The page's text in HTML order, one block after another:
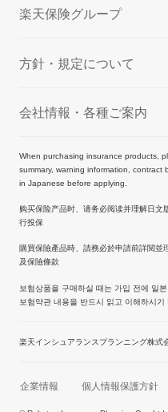
楽天保険グループ
方針・規定について
会社情報・各種ご案内
When purchasing insurance products,
summary, warning information, contract
in Japanese before applying.
购买保险产品时、请务必阅读并理解日
行投保
購買保險產品時、請務必於申請前詳閱
及保險條款
보험상품을 구매하실 때는 가입 전에 일
보험약관 내용을 반드시 읽고 이해하시기
楽天インシュアランスプランニング株式
企業情報 個人情報保護方針